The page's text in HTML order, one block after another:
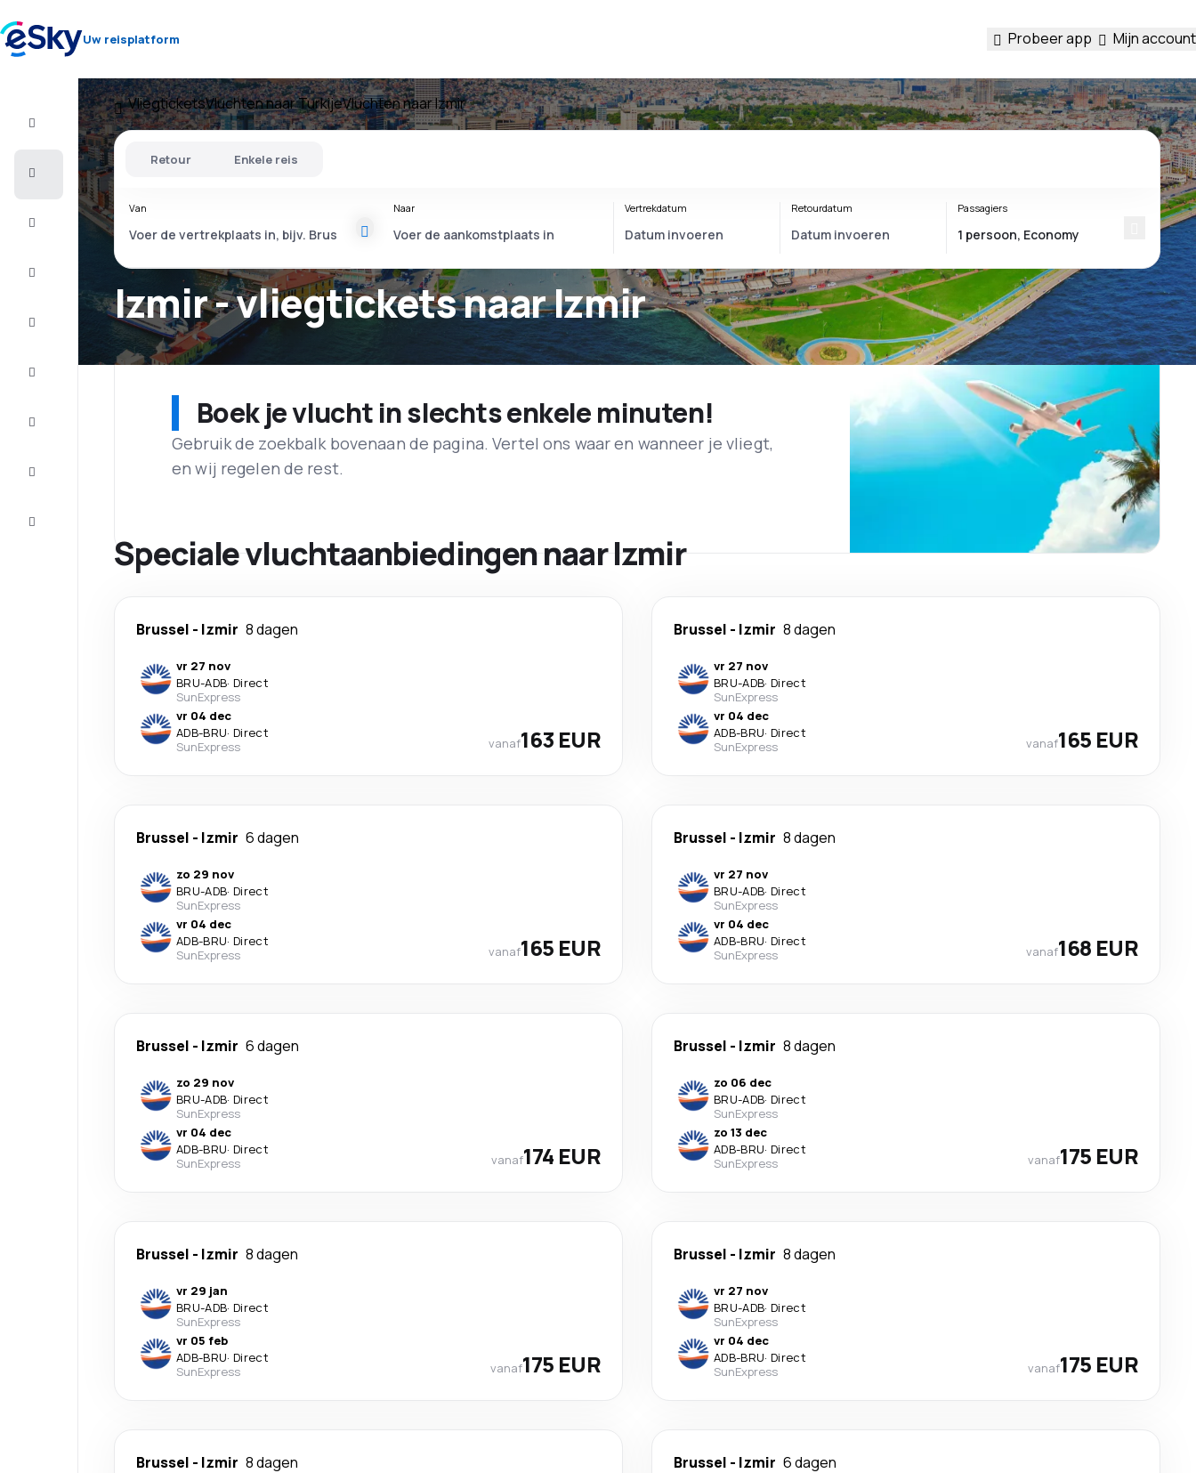
Uw reisplatform Probeer app Mijn account
Vlucht+Hotel
Vliegtickets
VliegticketsVluchten naar TurkijeVluchten naar Izmir
Izmir - vliegtickets naar Izmir
Retour Enkele reis
Van Naar Vertrekdatum Retourdatum Passagiers
Boek je vlucht in slechts enkele minuten!
Gebruik de zoekbalk bovenaan de pagina. Vertel ons waar en wanneer je vliegt,
en wij regelen de rest.
Speciale vluchtaanbiedingen naar Izmir
Brussel - Izmir 8 dagen
vr 27 nov
BRU-ADB· Direct
SunExpress
vr 04 dec
ADB-BRU· Direct
SunExpress
vanaf163 EUR
Brussel - Izmir 8 dagen
vr 27 nov
BRU-ADB· Direct
SunExpress
vr 04 dec
ADB-BRU· Direct
SunExpress
vanaf165 EUR
Brussel - Izmir 6 dagen
zo 29 nov
BRU-ADB· Direct
SunExpress
vr 04 dec
ADB-BRU· Direct
SunExpress
vanaf165 EUR
Brussel - Izmir 8 dagen
vr 27 nov
BRU-ADB· Direct
SunExpress
vr 04 dec
ADB-BRU· Direct
SunExpress
vanaf168 EUR
Brussel - Izmir 6 dagen
zo 29 nov
BRU-ADB· Direct
SunExpress
vr 04 dec
ADB-BRU· Direct
SunExpress
vanaf174 EUR
Brussel - Izmir 8 dagen
zo 06 dec
BRU-ADB· Direct
SunExpress
zo 13 dec
ADB-BRU· Direct
SunExpress
vanaf175 EUR
Brussel - Izmir 8 dagen
vr 29 jan
BRU-ADB· Direct
SunExpress
vr 05 feb
ADB-BRU· Direct
SunExpress
vanaf175 EUR
Brussel - Izmir 8 dagen
vr 27 nov
BRU-ADB· Direct
SunExpress
vr 04 dec
ADB-BRU· Direct
SunExpress
vanaf175 EUR
Brussel - Izmir 8 dagen Brussel - Izmir 6 dagen